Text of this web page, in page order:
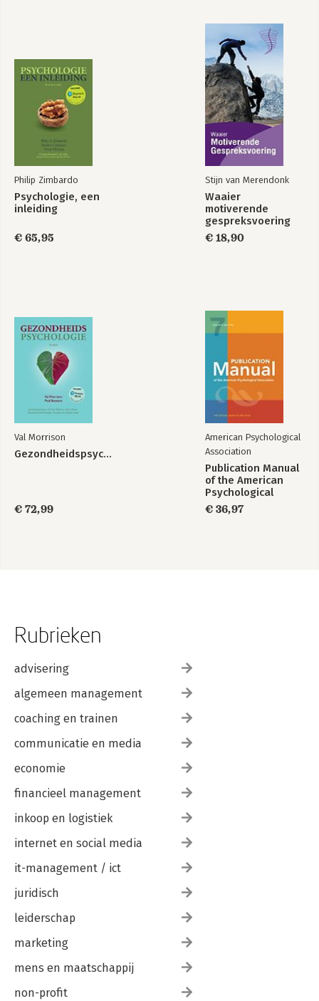
Philip Zimbardo
Psychologie, een
inleiding
€ 65,95
Stijn van Merendonk
Waaier
motiverende
gespreksvoering
€ 18,90
Val Morrison
Gezondheidspsychologie
€ 72,99
American Psychological
Association
Publication Manual
of the American
Psychological
Association 2020
€ 36,97
Rubrieken
advisering
algemeen management
coaching en trainen
communicatie en media
economie
financieel management
inkoop en logistiek
internet en social media
it-management / ict
juridisch
leiderschap
marketing
mens en maatschappij
non-profit